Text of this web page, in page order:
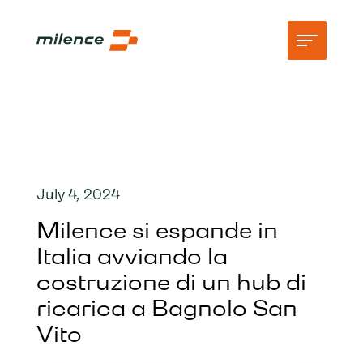
Inizia a ricaricare
Società
July 4, 2024
Milence si espande in
Italia avviando la
costruzione di un hub di
ricarica a Bagnolo San
Vito